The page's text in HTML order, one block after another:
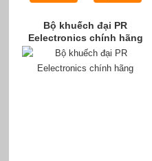
Bộ khuếch đại PR
Eelectronics chính hãng